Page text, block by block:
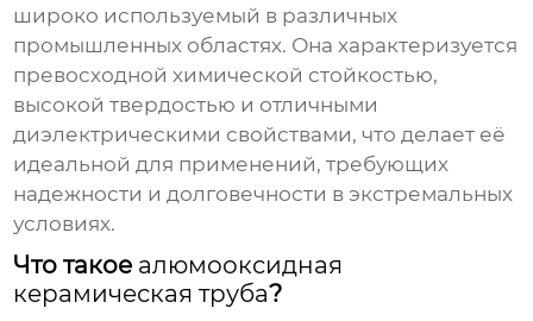
широко используемый в различных
промышленных областях. Она характеризуется
превосходной химической стойкостью,
высокой твердостью и отличными
диэлектрическими свойствами, что делает её
идеальной для применений, требующих
надежности и долговечности в экстремальных
условиях.
Что такое алюмооксидная
керамическая труба?